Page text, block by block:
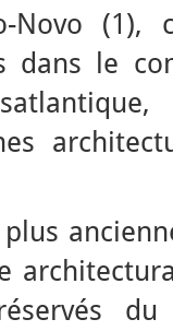
Novo
dans le